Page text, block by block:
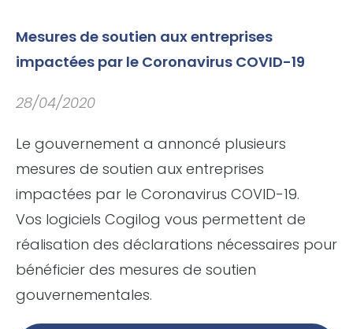
Mesures de soutien aux entreprises
impactées par le Coronavirus COVID-19
28/04/2020
Le gouvernement a annoncé plusieurs
mesures de soutien aux entreprises
impactées par le Coronavirus COVID-19.
Vos logiciels Cogilog vous permettent de
réalisation des déclarations nécessaires pour
bénéficier des mesures de soutien
gouvernementales.